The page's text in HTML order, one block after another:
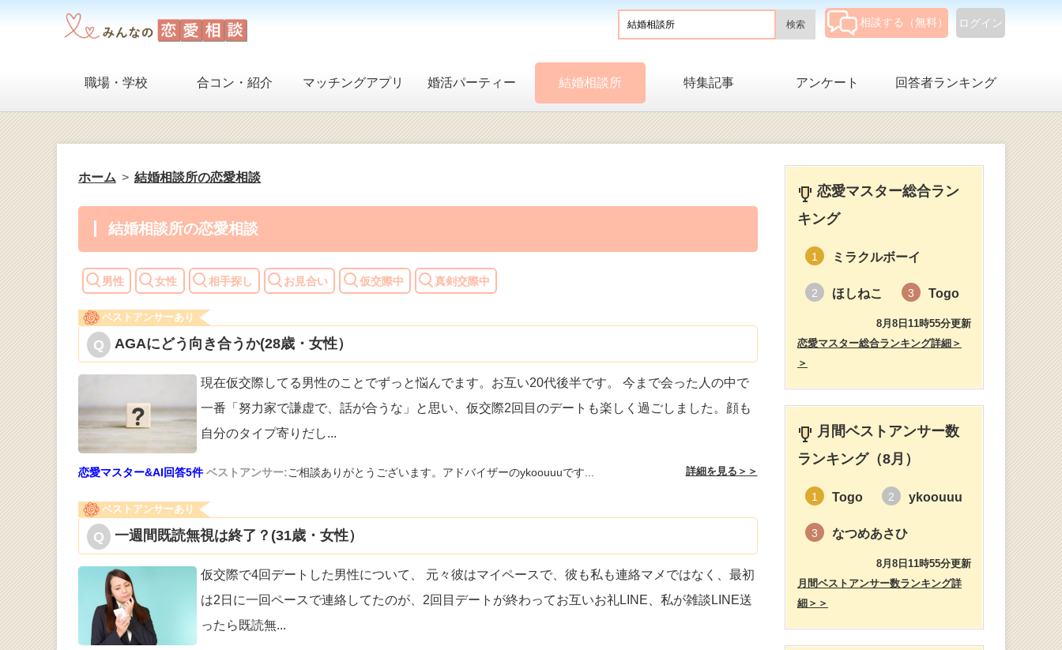
ログイン
相談する（無料）
職場・学校 合コン・紹介 マッチングアプリ 婚活パーティー 結婚相談所 特集記事 アンケート 回答者ランキング
ホーム 結婚相談所の恋愛相談
結婚相談所の恋愛相談
男性 女性 相手探し お見合い 仮交際中 真剣交際中
ベストアンサーあり
AGAにどう向き合うか(28歳・女性）
現在仮交際してる男性のことでずっと悩んでます。お互い20代後半です。 今まで会った人の中で
一番「努力家で謙虚で、話が合うな」と思い、仮交際2回目のデートも楽しく過ごしました。顔も
自分のタイプ寄りだし...
恋愛マスター&AI回答5件 ベストアンサー:ご相談ありがとうございます。アドバイザーのykoouuuです... 詳細を見る＞＞
ベストアンサーあり
一週間既読無視は終了？(31歳・女性）
仮交際で4回デートした男性について、 元々彼はマイペースで、彼も私も連絡マメではなく、最初
は2日に一回ペースで連絡してたのが、2回目デートが終わってお互いお礼LINE、私が雑談LINE送
ったら既読無...
恋愛マスター総合ラン
キング
1 ミラクルボーイ
2 ほしねこ 3 Togo
8月8日11時55分更新
恋愛マスター総合ランキング詳細＞
＞
月間ベストアンサー数
ランキング（8月）
1 Togo 2 ykoouuu
3 なつめあさひ
8月8日11時55分更新
月間ベストアンサー数ランキング詳
細＞＞